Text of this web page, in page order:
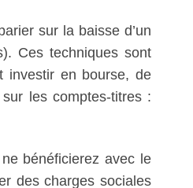
sur la baisse d’un
Ces techniques sont
investir en bourse, de
les comptes-titres :
bénéficierez avec le
des charges sociales